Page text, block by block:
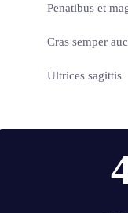
Penatibus et
Cras semper
Ultrices sagittis